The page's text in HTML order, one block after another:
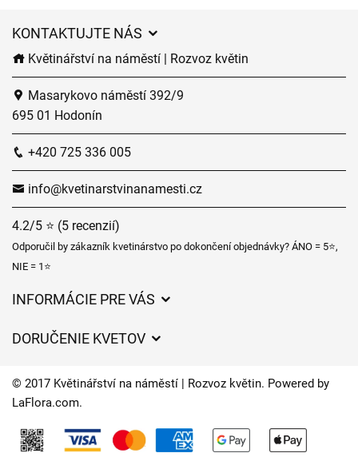
KONTAKTUJTE NÁS
Květinářství na náměstí | Rozvoz květin
Masarykovo náměstí 392/9
695 01 Hodonín
+420 725 336 005
info@kvetinarstvinanamesti.cz
4.2/5 ⭐ (5 recenzií)
Odporučil by zákazník kvetinárstvo po dokončení objednávky? ÁNO = 5⭐,
NIE = 1⭐
INFORMÁCIE PRE VÁS
Časy doručenia kvetov – prehľad možností
DORUČENIE KVETOV
Kam doručujeme kvety
Kontaktujte nás
© 2017 Květinářství na náměstí | Rozvoz květin. Powered by
LaFlora.com.